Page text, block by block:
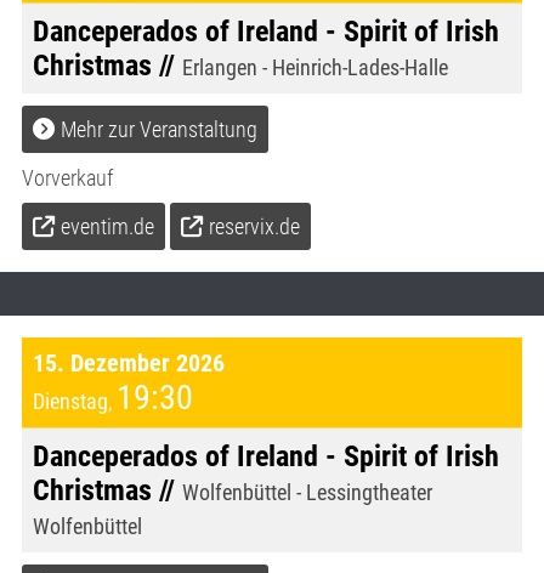
Danceperados of Ireland - Spirit of Irish
Christmas // Erlangen - Heinrich-Lades-Halle
Mehr zur Veranstaltung
Vorverkauf
eventim.de
reservix.de
15. Dezember 2026
Dienstag, 19:30
Danceperados of Ireland - Spirit of Irish
Christmas // Wolfenbüttel - Lessingtheater
Wolfenbüttel